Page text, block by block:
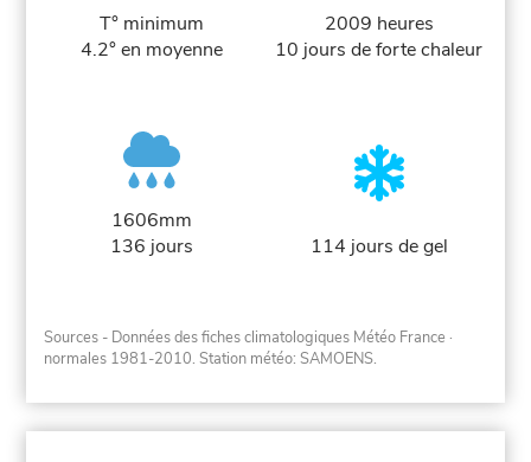
T° minimum
4.2° en moyenne
2009 heures
10 jours de forte chaleur
1606mm
136 jours
114 jours de gel
Sources - Données des fiches climatologiques Météo France ·
normales 1981-2010. Station météo: SAMOENS.